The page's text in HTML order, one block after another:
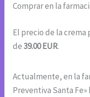
Comprar en la
El precio de la crema
de39.00 EUR.
Actualmente, en la
Preventiva Santa